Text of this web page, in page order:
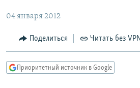
Вернутся
Вернутся
МНЕНИЯ
КУЛЬТУРА
КАВКАЗ.РЕАЛИИ
04 января 2012
Поделиться Читать без VPN
Приоритетный источник в Google